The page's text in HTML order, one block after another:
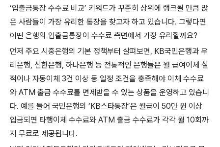
‘입출금통장 수수료 비교’ 키워드가 꾸준히 상위에 랭크될 만큼 많
은 사람들이 가장 유리한 통장을 찾고자 하고 있습니다. 그렇다면
어떤 은행의 입출금통장이 수수료 측면에서 가장 유리할까요?
먼저 주요 시중은행의 기본 정책부터 살펴보면, KB국민은행과 우
리은행, 신한은행, 하나은행 등 전통적인 은행들은 월 급여이체 실
적이나 자동이체 3건 이상 등 일정 조건을 충족해야 이체 수수료
와 ATM 출금 수수료를 면제받을 수 있는 상품을 운영하고 있습니
다. 예를 들어 국민은행의 ‘KB스타통장’은 월급이 50만 원 이상
입금되면 타행이체 수수료와 ATM 출금 수수료가 각각 월 10회까
지 무료로 제공됩니다.